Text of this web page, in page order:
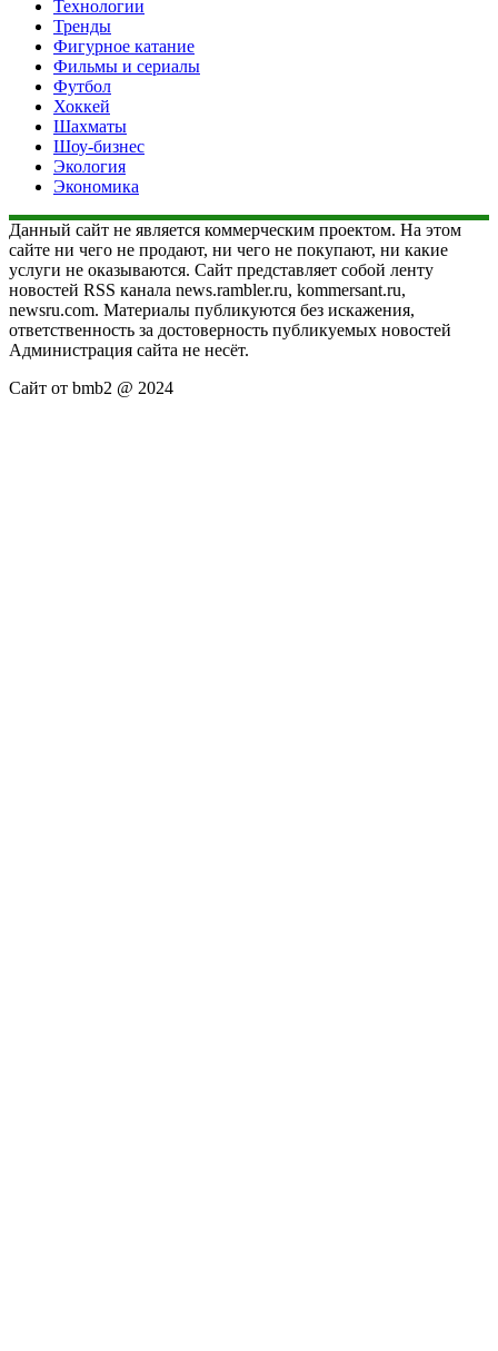
Технологии
Тренды
Фигурное катание
Фильмы и сериалы
Футбол
Хоккей
Шахматы
Шоу-бизнес
Экология
Экономика
Данный сайт не является коммерческим проектом. На этом
сайте ни чего не продают, ни чего не покупают, ни какие
услуги не оказываются. Сайт представляет собой ленту
новостей RSS канала news.rambler.ru, kommersant.ru,
newsru.com. Материалы публикуются без искажения,
ответственность за достоверность публикуемых новостей
Администрация сайта не несёт.
Сайт от bmb2 @ 2024